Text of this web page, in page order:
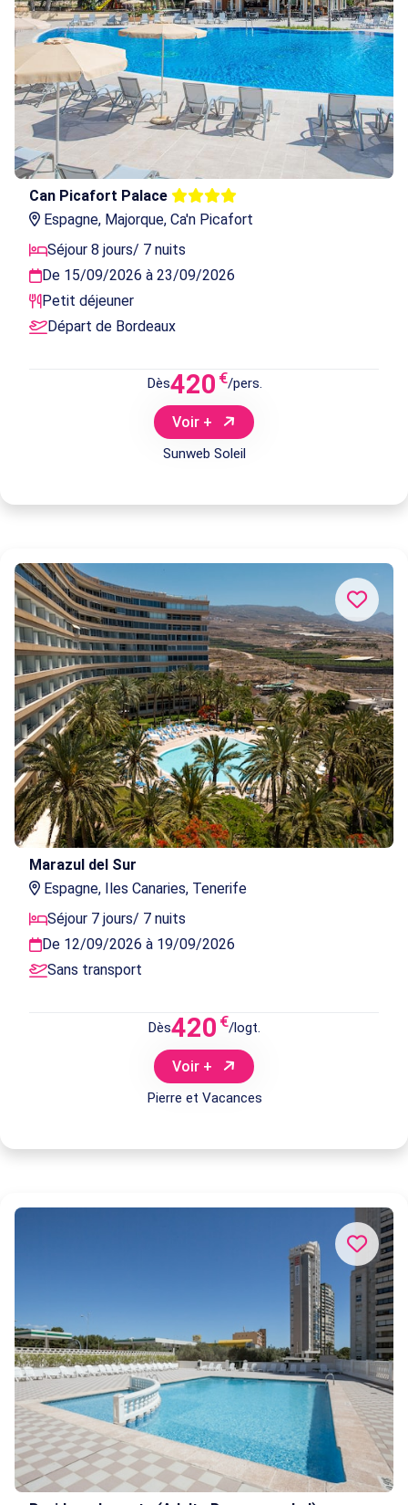
Can Picafort Palace
Espagne, Majorque, Ca'n Picafort
Séjour 8 jours/ 7 nuits
De 15/09/2026 à 23/09/2026
Petit déjeuner
Départ de Bordeaux
Dès420 €/pers.
Voir +
Sunweb Soleil
Marazul del Sur
Espagne, Iles Canaries, Tenerife
Séjour 7 jours/ 7 nuits
De 12/09/2026 à 19/09/2026
Sans transport
Dès420 €/logt.
Voir +
Pierre et Vacances